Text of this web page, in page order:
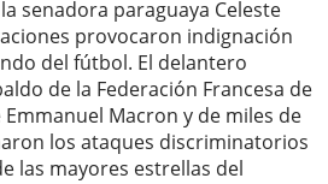
senadora paraguaya Celeste
provocaron indignación
del fútbol. El delantero
de la Federación Francesa de
Macron y de miles de
los ataques discriminatorios
las mayores estrellas del